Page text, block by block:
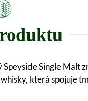
Single Malt
která spojuje